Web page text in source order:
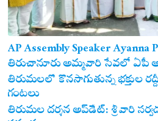
AP Assembly Speaker
తిరుచానూరు అమ్మవారి సేవలో ఏపీ
సమేతంగా దర్శించుకున్న
తిరుమలలో కొనసాగుతున్న భక్తుల
గంటలు
తిరుమల దర్శన అప్‌డేట్: శ్రీవారి